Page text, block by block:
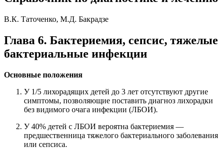
В.К. Таточенко, М.Д. Бакрадзе
Глава 6. Бактериемия, сепсис, тяжелые
бактериальные инфекции
Основные положения
У 1/5 лихорадящих детей до 3 лет отсутствуют другие
симптомы, позволяющие поставить диагноз лихорадки
без видимого очага инфекции (ЛБОИ).
У 40% детей с ЛБОИ вероятна бактериемия —
предшественница тяжелого бактериального заболевания
или сепсиса.